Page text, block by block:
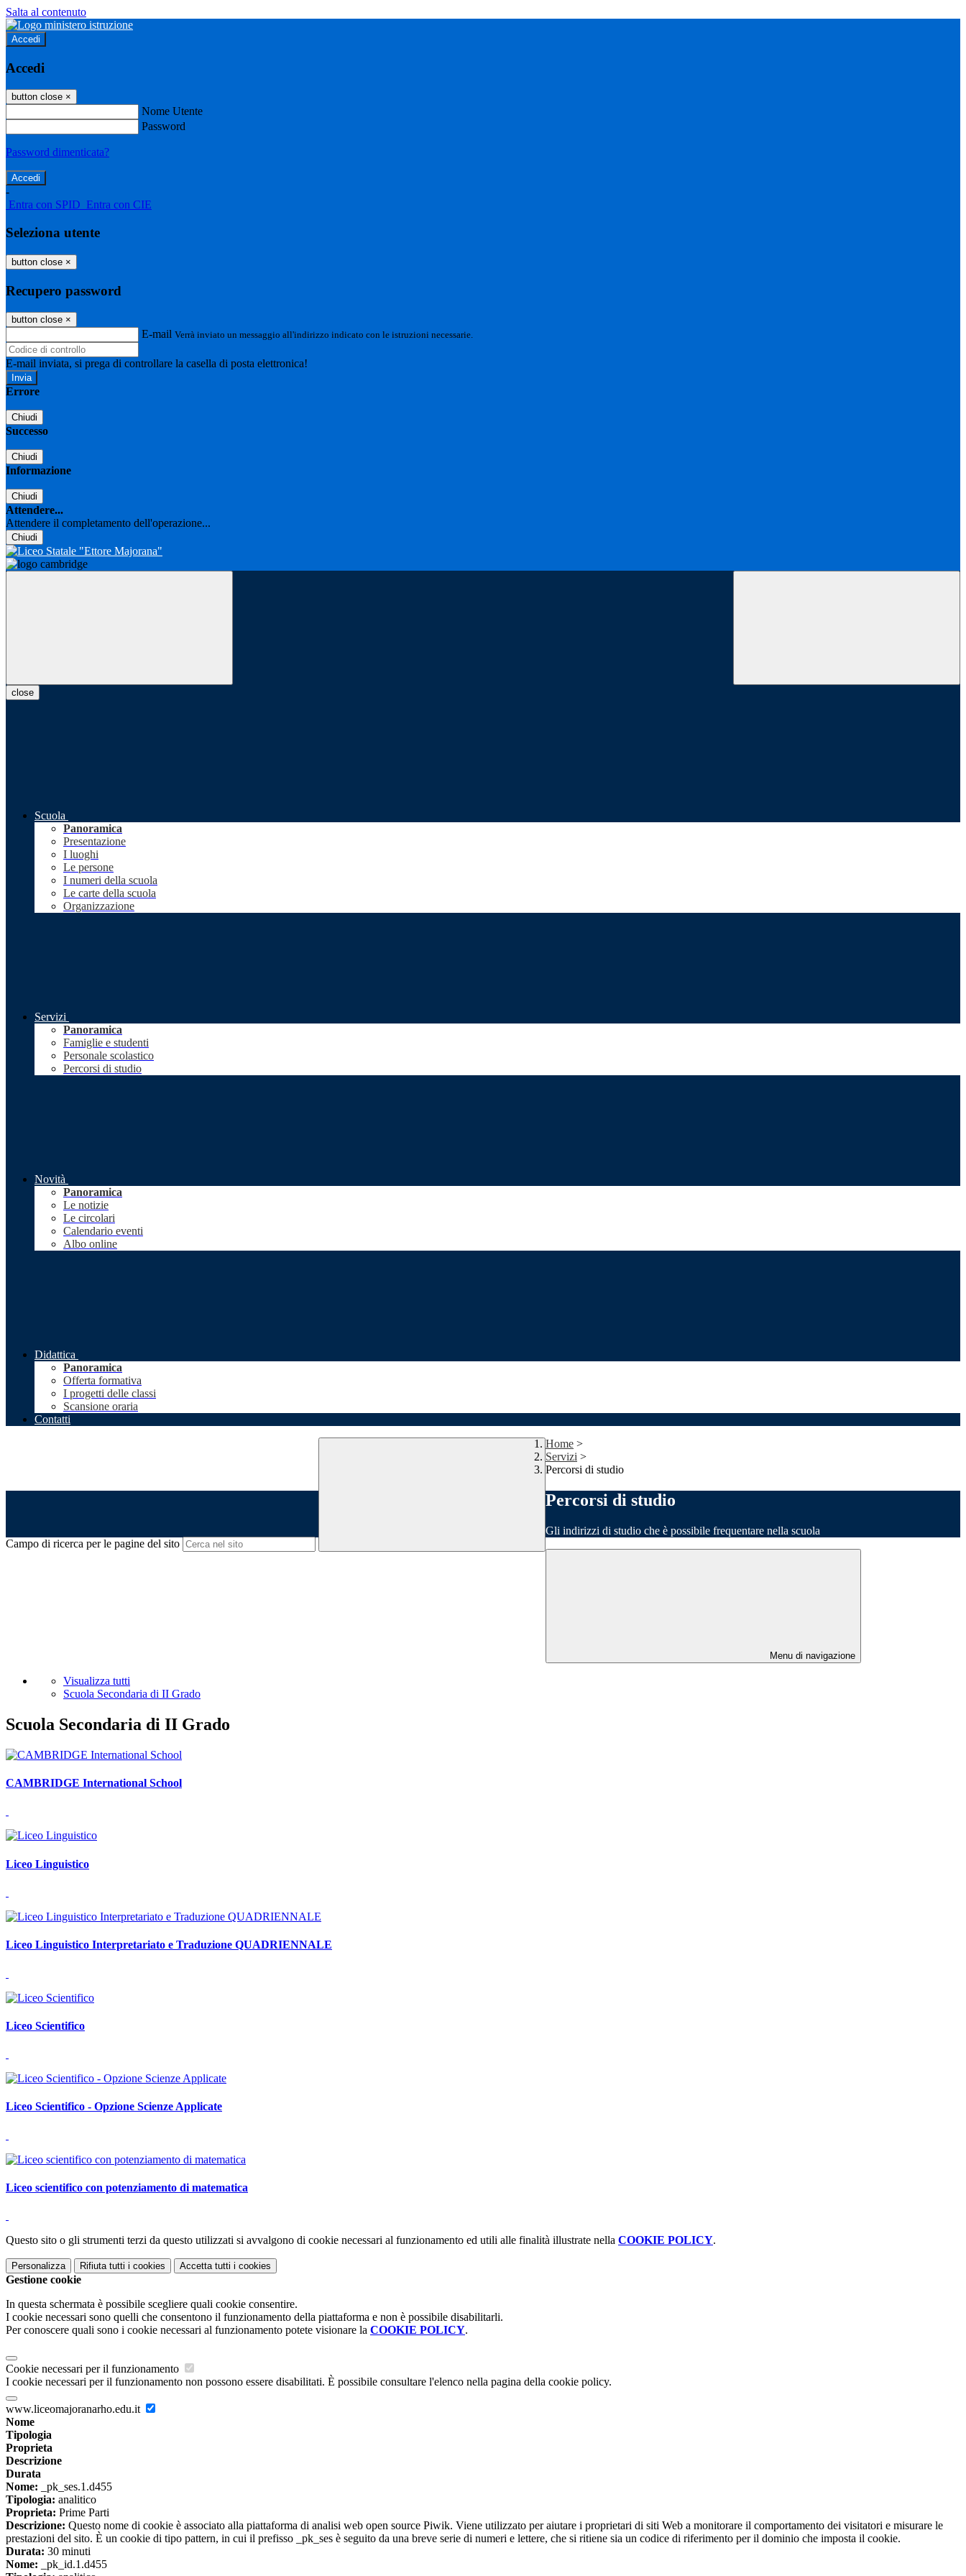
Salta al contenuto
Accedi
Accedi
button close ×
Nome Utente
Password
Password dimenticata?
-
Entra con SPID Entra con CIE
Seleziona utente
button close ×
Recupero password
button close ×
E-mail Verrà inviato un messaggio all'indirizzo indicato con le istruzioni necessarie.
E-mail inviata, si prega di controllare la casella di posta elettronica!
Errore
Chiudi
Successo
Chiudi
Informazione
Chiudi
Attendere...
Attendere il completamento dell'operazione...
Chiudi
close
Scuola
Panoramica
Presentazione
I luoghi
Le persone
I numeri della scuola
Le carte della scuola
Organizzazione
Servizi
Panoramica
Famiglie e studenti
Personale scolastico
Percorsi di studio
Novità
Panoramica
Le notizie
Le circolari
Calendario eventi
Albo online
Didattica
Panoramica
Offerta formativa
I progetti delle classi
Scansione oraria
Contatti
Campo di ricerca per le pagine del sito
Home >
Servizi >
Percorsi di studio
Percorsi di studio
Gli indirizzi di studio che è possibile frequentare nella scuola
Menu di navigazione
Visualizza tutti
Scuola Secondaria di II Grado
Scuola Secondaria di II Grado
CAMBRIDGE International School
Liceo Linguistico
Liceo Linguistico Interpretariato e Traduzione QUADRIENNALE
Liceo Scientifico
Liceo Scientifico - Opzione Scienze Applicate
Liceo scientifico con potenziamento di matematica
Questo sito o gli strumenti terzi da questo utilizzati si avvalgono di cookie necessari al funzionamento ed utili alle finalità illustrate nella COOKIE POLICY.
Personalizza Rifiuta tutti i cookies Accetta tutti i cookies
Gestione cookie
In questa schermata è possibile scegliere quali cookie consentire.
I cookie necessari sono quelli che consentono il funzionamento della piattaforma e non è possibile disabilitarli.
Per conoscere quali sono i cookie necessari al funzionamento potete visionare la COOKIE POLICY.
Cookie necessari per il funzionamento
I cookie necessari per il funzionamento non possono essere disabilitati. È possibile consultare l'elenco nella pagina della cookie policy.
www.liceomajoranarho.edu.it
Nome
Tipologia
Proprieta
Descrizione
Durata
Nome: _pk_ses.1.d455
Tipologia: analitico
Proprieta: Prime Parti
Descrizione: Questo nome di cookie è associato alla piattaforma di analisi web open source Piwik. Viene utilizzato per aiutare i proprietari di siti Web a monitorare il comportamento dei visitatori e misurare le
prestazioni del sito. È un cookie di tipo pattern, in cui il prefisso _pk_ses è seguito da una breve serie di numeri e lettere, che si ritiene sia un codice di riferimento per il dominio che imposta il cookie.
Durata: 30 minuti
Nome: _pk_id.1.d455